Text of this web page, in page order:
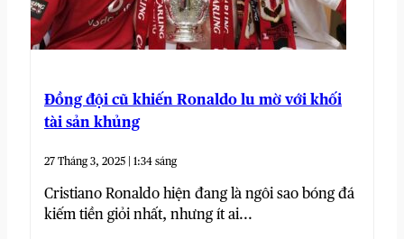
Đồng đội cũ khiến Ronaldo lu mờ với khối
tài sản khủng
27 Tháng 3, 2025 | 1:34 sáng
Cristiano Ronaldo hiện đang là ngôi sao bóng đá
kiếm tiền giỏi nhất, nhưng ít ai...